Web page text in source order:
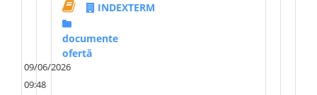
INDEXTERM
documente
ofertă
09/06/2026
09:48